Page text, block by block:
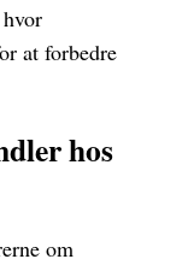
at forbedre
hos
om